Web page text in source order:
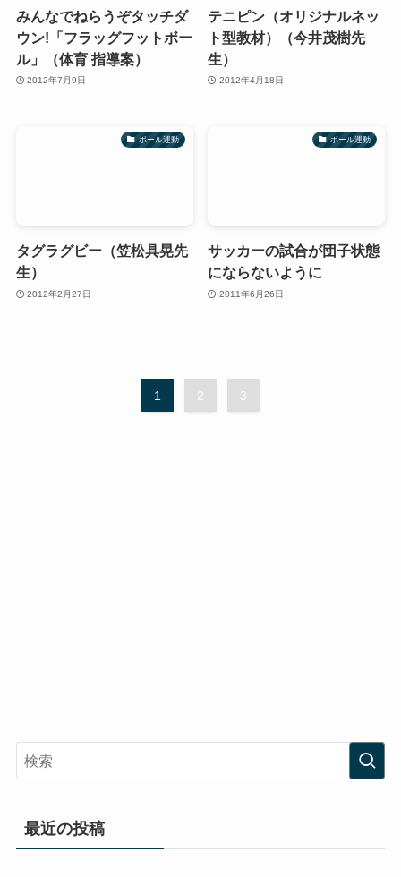
みんなでねらうぞタッチダ
ウン!「フラッグフットボー
ル」（体育 指導案）
2012年7月9日
テニピン（オリジナルネッ
ト型教材）（今井茂樹先
生）
2012年4月18日
ボール運動
タグラグビー（笠松具晃先
生）
2012年2月27日
ボール運動
サッカーの試合が団子状態
にならないように
2011年6月26日
1 2 3
最近の投稿